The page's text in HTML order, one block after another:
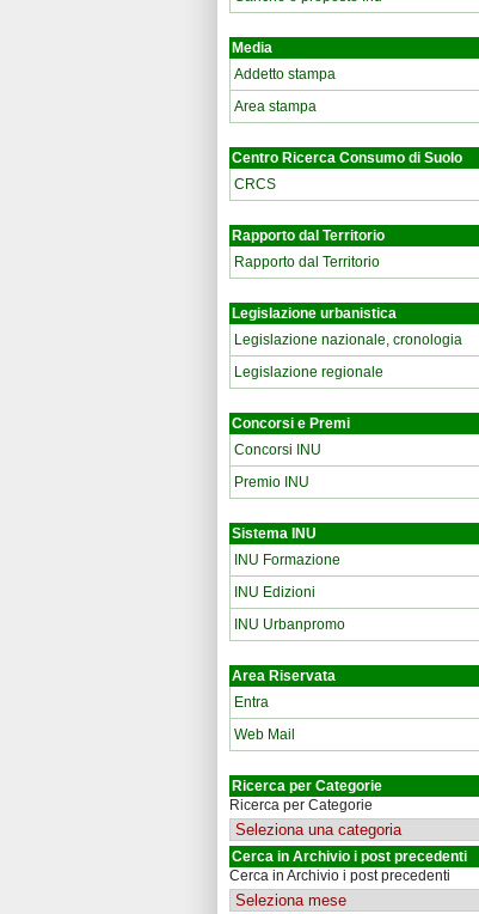
Media
Addetto stampa
Area stampa
Centro Ricerca Consumo di Suolo
CRCS
Rapporto dal Territorio
Rapporto dal Territorio
Legislazione urbanistica
Legislazione nazionale, cronologia
Legislazione regionale
Concorsi e Premi
Concorsi INU
Premio INU
Sistema INU
INU Formazione
INU Edizioni
INU Urbanpromo
Area Riservata
Entra
Web Mail
Ricerca per Categorie
Ricerca per Categorie
Cerca in Archivio i post precedenti
Cerca in Archivio i post precedenti